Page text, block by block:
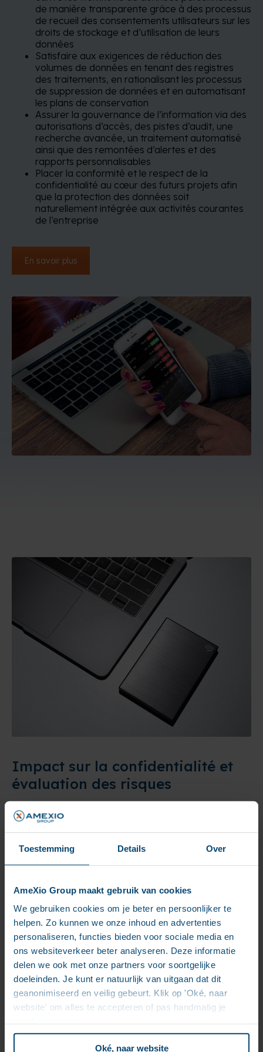
Toestemming Details Over
AmeXio Group maakt gebruik van cookies
We gebruiken cookies om je beter en persoonlijker te
helpen. Zo kunnen we onze inhoud en advertenties
personaliseren, functies bieden voor sociale media en
ons websiteverkeer beter analyseren. Deze informatie
delen we ook met onze partners voor soortgelijke
doeleinden. Je kunt er natuurlijk van uitgaan dat dit
geanonimiseerd en veilig gebeurt. Klik op 'Oké, naar
website' om alles te accepteren of pas handmatig je
Oké, naar website
de manière transparente grâce à des processus
de recueil des consentements utilisateurs sur les
droits de stockage et d’utilisation de leurs
données
Satisfaire aux exigences de réduction des
volumes de données en tenant des registres
des traitements, en rationalisant les processus
de suppression de données et en automatisant
les plans de conservation
Assurer la gouvernance de l’information via des
autorisations d’accès, des pistes d’audit, une
recherche avancée, un traitement automatisé
ainsi que des remontées d’alertes et des
rapports personnalisables
Placer la conformité et le respect de la
confidentialité au cœur des futurs projets afin
que la protection des données soit
naturellement intégrée aux activités courantes
de l’entreprise
En savoir plus
Impact sur la confidentialité et
évaluation des risques
toute fuite de données au moyen de pistes
d’audit inviolables, reposant sur des politiques
d’entreprise et une bonne gestion des droits
d’accès
Établir des contrôles de sécurité et des plans de
divulgation de données, accès non autorisé ou
Éviter la diffusion et l’exposition inutiles de
données sensibles via des techniques de
masquage dynamique des données
Étendre le contrôle des données sur tout le
cycle de vie de la documentation : de la création
à l’archivage sur site, en passant par les
services cloud et le partage
minimisation des données